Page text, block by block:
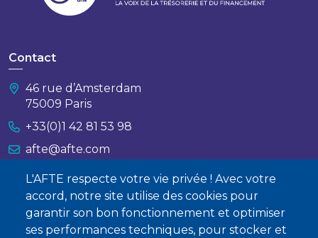
L'AFTE respecte votre vie privée ! Avec votre
accord, notre site utilise des cookies pour
garantir son bon fonctionnement et optimiser
ses performances techniques, pour stocker et
Contact
46 rue d’Amsterdam
75009 Paris
+33(0)1 42 81 53 98
afte@afte.com
Nous contacter
À propos